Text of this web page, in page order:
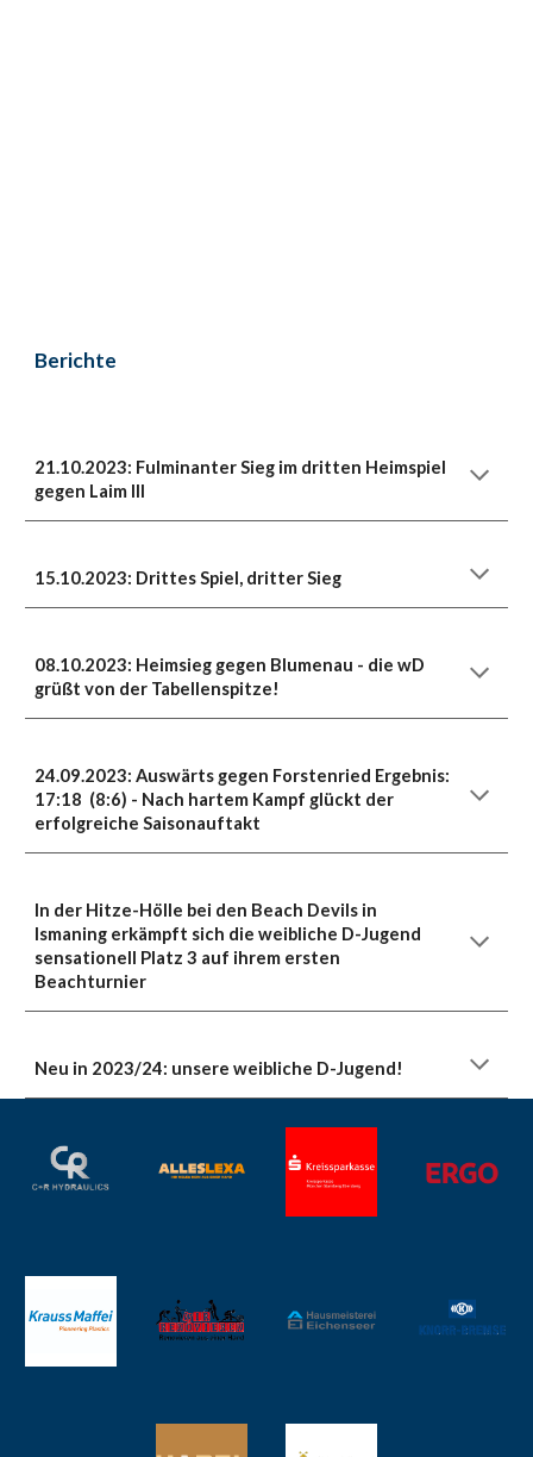
Berichte
21.10.2023: Fulminanter Sieg im dritten Heimspiel
gegen Laim III
15.10.2023: Drittes Spiel, dritter Sieg
08.10.2023: Heimsieg gegen Blumenau - die wD
grüßt von der Tabellenspitze!
24.09.2023: Auswärts gegen Forstenried Ergebnis:
17:18 (8:6) - Nach hartem Kampf glückt der
erfolgreiche Saisonauftakt
In der Hitze-Hölle bei den Beach Devils in
Ismaning erkämpft sich die weibliche D-Jugend
sensationell Platz 3 auf ihrem ersten
Beachturnier
Neu in 2023/24: unsere weibliche D-Jugend!